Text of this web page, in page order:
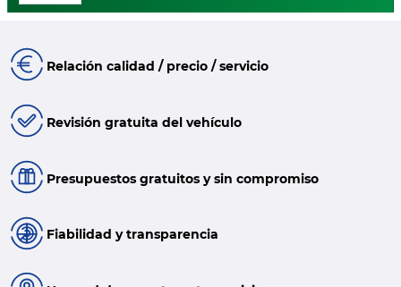
Relación calidad / precio / servicio
Revisión gratuita del vehículo
Presupuestos gratuitos y sin compromiso
Fiabilidad y transparencia